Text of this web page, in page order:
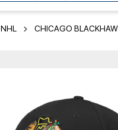
NHL CHICAGO